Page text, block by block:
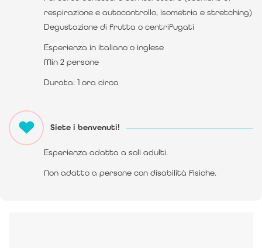
respirazione e autocontrollo, isometria e stretching)
Degustazione di frutta o centrifugati
Esperienza in italiano o inglese
Min 2 persone
Durata: 1 ora circa
Siete i benvenuti!
Esperienza adatta a soli adulti.
Non adatto a persone con disabilità fisiche.